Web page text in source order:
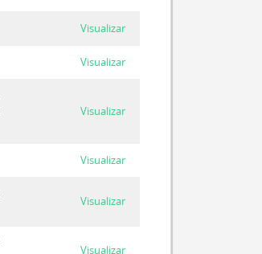
Visualizar
Visualizar
Visualizar
Visualizar
Visualizar
Visualizar